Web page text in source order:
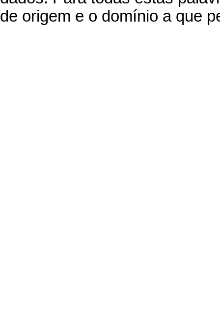
de origem e o domínio a que